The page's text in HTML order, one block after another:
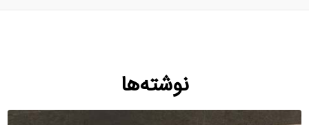
نوشته‌ها